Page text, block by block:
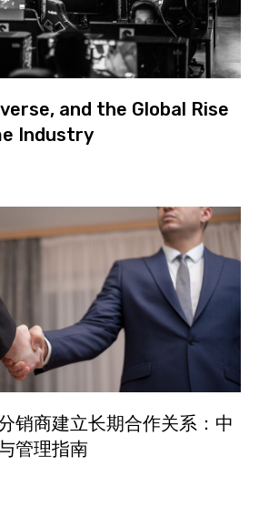
and the Global Rise
Industry
销商建立长期合作关系：中
管理指南